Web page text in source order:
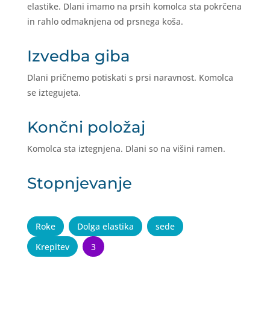
elastike. Dlani imamo na prsih komolca sta pokrčena
in rahlo odmaknjena od prsnega koša.
Izvedba giba
Dlani pričnemo potiskati s prsi naravnost. Komolca
se iztegujeta.
Končni položaj
Komolca sta iztegnjena. Dlani so na višini ramen.
Stopnjevanje
Roke Dolga elastika
sede
Krepitev
3